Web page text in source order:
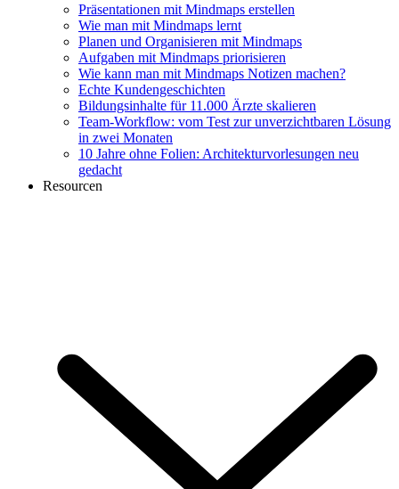
Präsentationen mit Mindmaps erstellen
Wie man mit Mindmaps lernt
Planen und Organisieren mit Mindmaps
Aufgaben mit Mindmaps priorisieren
Wie kann man mit Mindmaps Notizen machen?
Echte Kundengeschichten
Bildungsinhalte für 11.000 Ärzte skalieren
Team-Workflow: vom Test zur unverzichtbaren Lösung
in zwei Monaten
10 Jahre ohne Folien: Architekturvorlesungen neu
gedacht
Resourcen